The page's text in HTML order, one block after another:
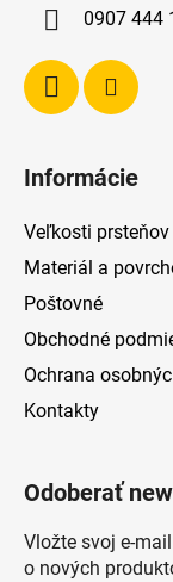
0907 444
Informácie
Veľkosti prsteňov
Materiál a
Poštovné
Obchodné
Ochrana
Kontakty
Odoberať
Vložte svoj e-
o nových